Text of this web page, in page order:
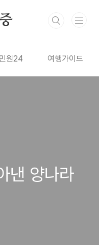
민원24 여행가이드
낸 양나라